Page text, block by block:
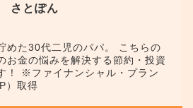
さとぽん
めた30代二児のパパ。 こちらの
お金の悩みを解決する節約・投資
！ ※ファイナンシャル・プラン
）取得